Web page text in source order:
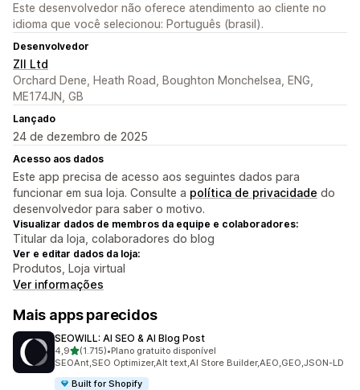
Este desenvolvedor não oferece atendimento ao cliente no
idioma que você selecionou: Português (brasil).
Desenvolvedor
ZII Ltd
Orchard Dene, Heath Road, Boughton Monchelsea, ENG,
ME174JN, GB
Lançado
24 de dezembro de 2025
Acesso aos dados
Este app precisa de acesso aos seguintes dados para
funcionar em sua loja. Consulte a política de privacidade do
desenvolvedor para saber o motivo.
Visualizar dados de membros da equipe e colaboradores:
Titular da loja, colaboradores do blog
Ver e editar dados da loja:
Produtos, Loja virtual
Ver informações
Mais apps parecidos
SEOWILL: AI SEO & AI Blog Post
4,9de 5 estrelas
(1.715)
1715 avaliações ao todo
•Plano gratuito disponível
SEOAnt,SEO Optimizer,Alt text,AI Store Builder,AEO,GEO,JSON-LD
Built for Shopify